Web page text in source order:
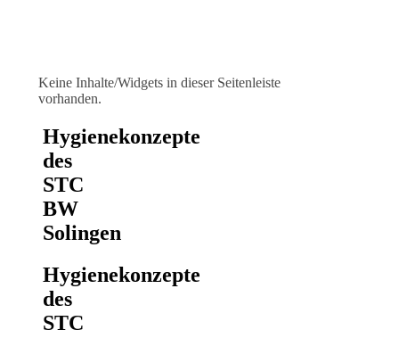
Keine Inhalte/Widgets in dieser Seitenleiste
vorhanden.
Hygienekonzepte
des
STC
BW
Solingen
Hygienekonzepte
des
STC